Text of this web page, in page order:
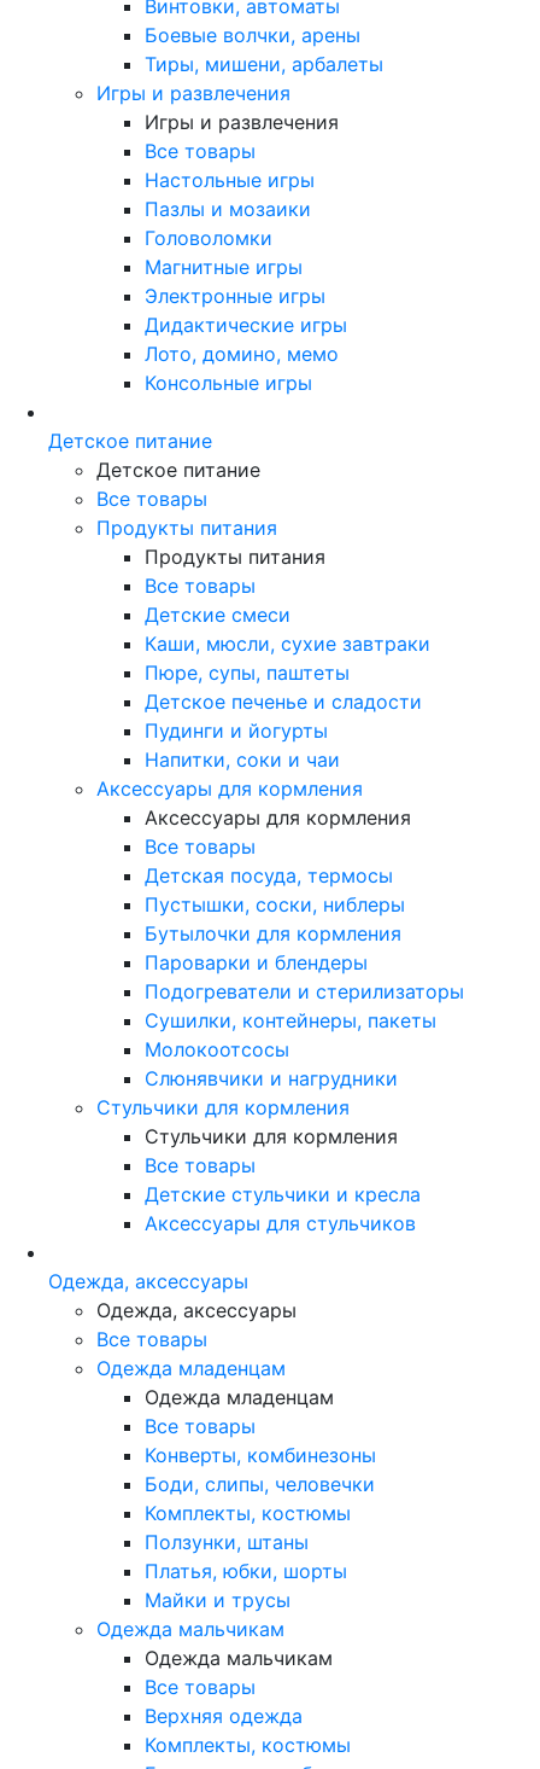
Винтовки, автоматы
Боевые волчки, арены
Тиры, мишени, арбалеты
Игры и развлечения
Игры и развлечения
Все товары
Настольные игры
Пазлы и мозаики
Головоломки
Магнитные игры
Электронные игры
Дидактические игры
Лото, домино, мемо
Консольные игры
Детское питание
Детское питание
Все товары
Продукты питания
Продукты питания
Все товары
Детские смеси
Каши, мюсли, сухие завтраки
Пюре, супы, паштеты
Детское печенье и сладости
Пудинги и йогурты
Напитки, соки и чаи
Аксессуары для кормления
Аксессуары для кормления
Все товары
Детская посуда, термосы
Пустышки, соски, ниблеры
Бутылочки для кормления
Пароварки и блендеры
Подогреватели и стерилизаторы
Сушилки, контейнеры, пакеты
Молокоотсосы
Слюнявчики и нагрудники
Стульчики для кормления
Стульчики для кормления
Все товары
Детские стульчики и кресла
Аксессуары для стульчиков
Одежда, аксессуары
Одежда, аксессуары
Все товары
Одежда младенцам
Одежда младенцам
Все товары
Конверты, комбинезоны
Боди, слипы, человечки
Комплекты, костюмы
Ползунки, штаны
Платья, юбки, шорты
Майки и трусы
Одежда мальчикам
Одежда мальчикам
Все товары
Верхняя одежда
Комплекты, костюмы